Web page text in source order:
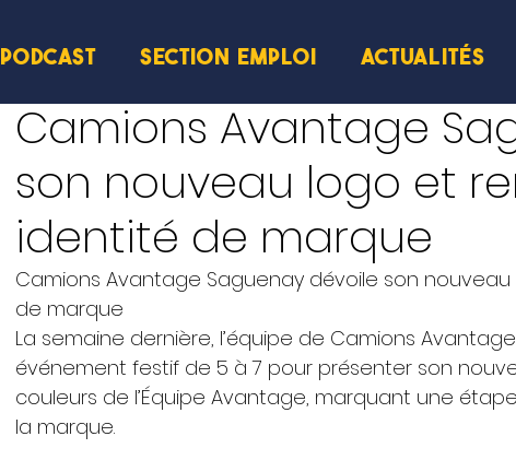
PODCAST SECTION EMPLOI ACTUALITÉS
Camions Avantage
son nouveau logo et
identité de marque
Camions Avantage Saguenay dévoile son
de marque
La semaine dernière, l’équipe de Camions
événement festif de 5 à 7 pour présenter son
couleurs de l’Équipe Avantage, marquant une
la marque.